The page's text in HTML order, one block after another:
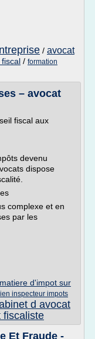
/ avocat
/ formation
– avocat
fiscal aux
devenu
dispose
complexe et en
par les
d'impot sur
inspecteur impots
d avocat
fiscaliste
Et Fraude -